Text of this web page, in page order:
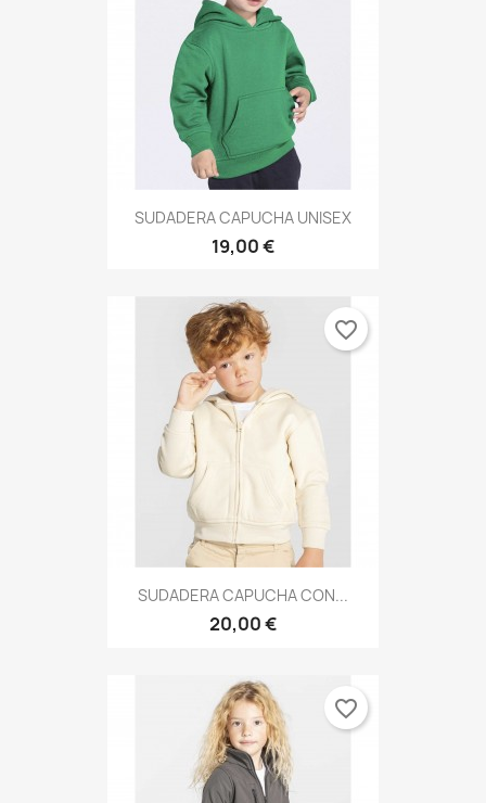
SUDADERA CAPUCHA UNISEX
19,00 €
SUDADERA CAPUCHA CON...
20,00 €
favorite_border
favorite_border